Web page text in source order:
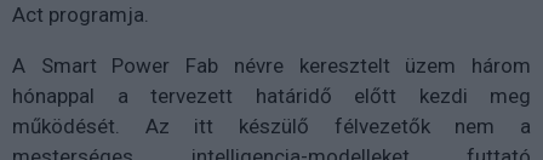
Act programja.
A Smart Power Fab névre keresztelt üzem három
hónappal a tervezett határidő előtt kezdi meg
működését. Az itt készülő félvezetők nem a